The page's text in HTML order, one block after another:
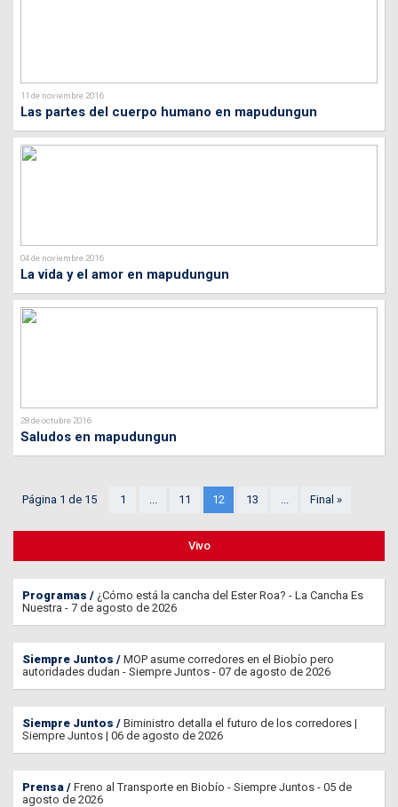
11 de noviembre 2016
Las partes del cuerpo humano en mapudungun
04 de noviembre 2016
La vida y el amor en mapudungun
28 de octubre 2016
Saludos en mapudungun
Página 1 de 15 1 ... 11 12 13 ... Final »
Vivo
Programas
¿Cómo está la cancha del Ester Roa? - La Cancha Es
Nuestra - 7 de agosto de 2026
Siempre Juntos
MOP asume corredores en el Biobío pero
autoridades dudan - Siempre Juntos - 07 de agosto de 2026
Siempre Juntos
Biministro detalla el futuro de los corredores |
Siempre Juntos | 06 de agosto de 2026
Prensa
Freno al Transporte en Biobío - Siempre Juntos - 05 de
agosto de 2026